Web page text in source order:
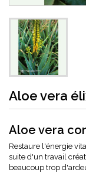
Aloe vera
Aloe vera
Restaure l'énergie
suite d'un travail
beaucoup trop